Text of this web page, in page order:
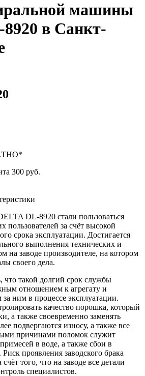
машины
в Санкт-
300 руб.
DL-8920 стали пользоваться
пользователей за счёт высокой
срока эксплуатации. Достигается
выполнения технических и
на заводе производителе, на котором
своего дела.
что такой долгий срок службы
отношением к агрегату и
ним в процессе эксплуатации.
качество порошка, который
а также своевременно заменять
подвергаются износу, а также все
причинами поломок служит
в воде, а также сбои в
проявления заводского брака
того, что на заводе все детали
специалистов.